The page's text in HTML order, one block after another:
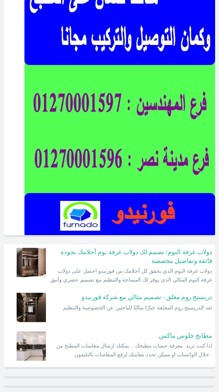
دولاب غرفة النوم/ نصمم لك دولاب غرفة نوم أحلامك بجودة
فائقة وتفاصيل مخصصة
غرفة النوم المثالي الذي يوفر لك المساحة والتنظيم مع تصميم عصري وأنيق
دريسنج روم مغلق - تصميم مثالي مع شركة فورنيدو
تعد الدريسنج روم المغلقة خيارًا مثاليًا للباحثين عن الخصوصية والتنظيم
مطابخ جلوس ماكس
اذا كنت تريد معرفة حساب مطبخك .. يمكنك ارسال مقاسات المطبخ من